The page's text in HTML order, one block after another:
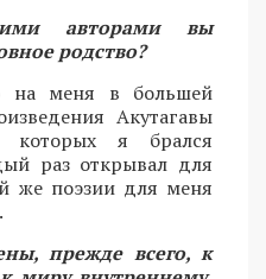
авторами вы
родство?
на меня в большей
Акутагавы
которых я брался
раз открывал для
же поэзии для меня
прежде всего, к